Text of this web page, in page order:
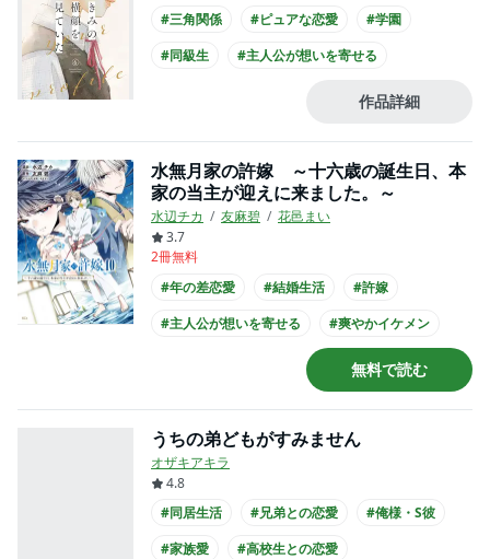
#三角関係
#ピュアな恋愛
#学園
#同級生
#主人公が想いを寄せる
#爽やかイケメン作品詳細
水無月家の許嫁 ～十六歳の誕生日、本
家の当主が迎えに来ました。～
水辺チカ 友麻碧
花邑まい
3.7
2冊無料
#年の差恋愛
#結婚生活
#許嫁
#主人公が想いを寄せる
#爽やかイケメン
#主人公が高校生
無料で読む
うちの弟どもがすみません
オザキアキラ
4.8
#同居生活
#兄弟との恋愛
#俺様・S彼
#家族愛
#高校生との恋愛